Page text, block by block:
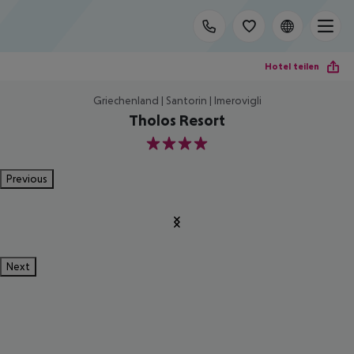
Hotel teilen
Griechenland | Santorin | Imerovigli
Tholos Resort
4
Previous
Next